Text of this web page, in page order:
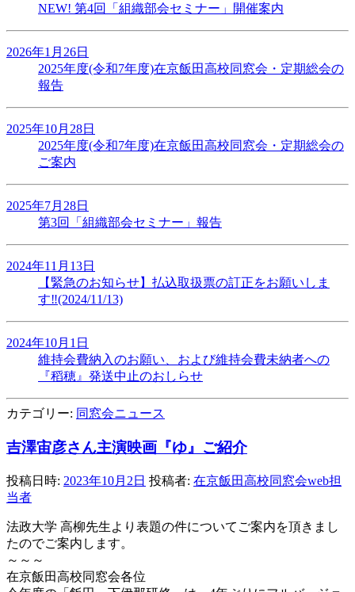
NEW! 第4回「組織部会セミナー」開催案内
2026年1月26日
2025年度(令和7年度)在京飯田高校同窓会・定期総会の
報告
2025年10月28日
2025年度(令和7年度)在京飯田高校同窓会・定期総会の
ご案内
2025年7月28日
第3回「組織部会セミナー」報告
2024年11月13日
【緊急のお知らせ】払込取扱票の訂正をお願いしま
す‼(2024/11/13)
2024年10月1日
維持会費納入のお願い、および維持会費未納者への
『稻穂』発送中止のおしらせ
カテゴリー: 同窓会ニュース
吉澤宙彦さん主演映画『ゆ』ご紹介
投稿日時: 2023年10月2日 投稿者: 在京飯田高校同窓会web担
当者
法政大学 高柳先生より表題の件についてご案内を頂きまし
たのでご案内します。
～～～
在京飯田高校同窓会各位